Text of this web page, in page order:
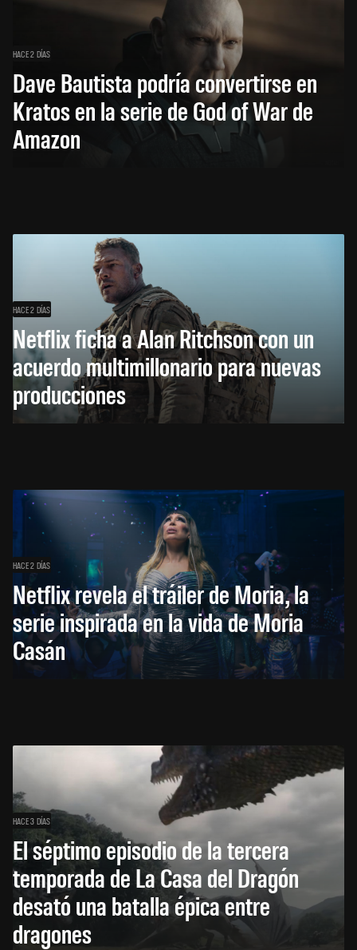
HACE 2 DÍAS
Dave Bautista podría convertirse en
Kratos en la serie de God of War de
Amazon
HACE 2 DÍAS
Netflix ficha a Alan Ritchson con un
acuerdo multimillonario para nuevas
producciones
HACE 2 DÍAS
Netflix revela el tráiler de Moria, la
serie inspirada en la vida de Moria
Casán
HACE 3 DÍAS
El séptimo episodio de la tercera
temporada de La Casa del Dragón
desató una batalla épica entre
dragones